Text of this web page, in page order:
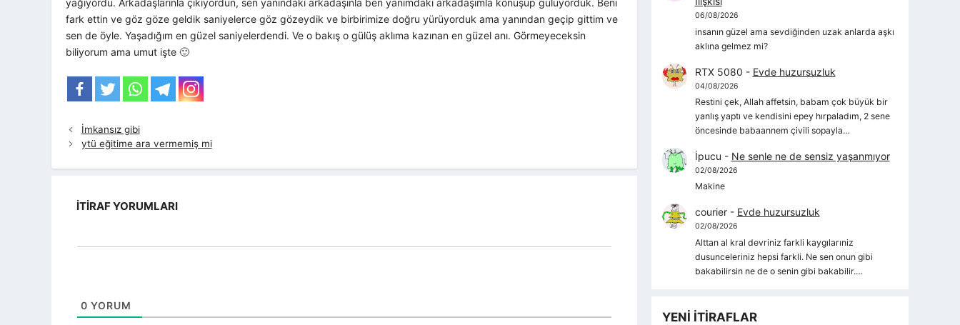
yağıyordu. Arkadaşlarınla çıkıyordun, sen yanındaki arkadaşınla ben yanımdaki arkadaşımla konuşup gülüyorduk. Beni
fark ettin ve göz göze geldik saniyelerce göz gözeydik ve birbirimize doğru yürüyorduk ama yanından geçip gittim ve
sen de öyle. Yaşadığım en güzel saniyelerdendi. Ve o bakış o gülüş aklıma kazınan en güzel anı. Görmeyeceksin
biliyorum ama umut işte 🙂
İmkansız gibi
ytü eğitime ara vermemiş mi
İTIRAF YORUMLARI
0 YORUM
06/08/2026
insanın güzel ama sevdiğinden uzak anlarda aşkı
aklına gelmez mi?
RTX 5080 - Evde huzursuzluk
04/08/2026
Restini çek, Allah affetsin, babam çok büyük bir
yanlış yaptı ve kendisini epey hırpaladım, 2 sene
öncesinde babaannem çivili sopayla…
İpucu - Ne senle ne de sensiz yaşanmıyor
02/08/2026
Makine
courier- Evde huzursuzluk
02/08/2026
Alttan al kral devriniz farkli kaygılarıniz
dusunceleriniz hepsi farkli. Ne sen onun gibi
bakabilirsin ne de o senin gibi bakabilir.…
YENİ İTİRAFLAR